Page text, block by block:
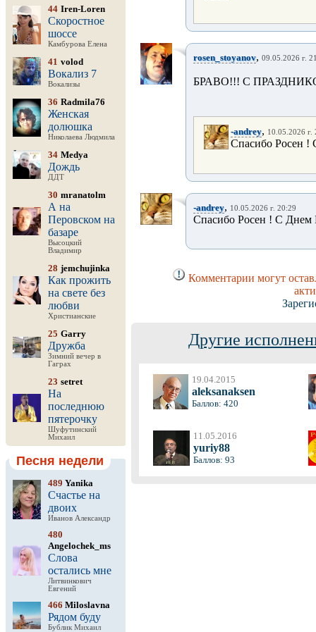
44 Iren-Loren
Скоростное
шоссе
Камбурова Елена
41 volod
Вокализ 7
Вокализы
36 Radmila76
Женская
долюшка
Николаева Людмила
34 Medya
Дождь
ДДТ
30 mranatolm
А на
Перовском на
базаре
Высоцкий
Владимир
28 jemchujinka
Как прожить
на свете без
любви
Христианские
25 Garry
Дружба
Зимний вечер в
Гаграх
23 setret
На
последнюю
пятерочку
Шуфутинский
Михаил
Песня недели
489 Yanika
Счастье на
двоих
Иванов Александр
480
Angelochek_ms
Слова
остались мне
Литвинкович
Евгений
466 Miloslavna
Рядом буду
Бублик Михаил
rosen_stoyanov, 09.05.2026 г.
БРАВО!!! С
-andrey, 10.05.2026 г.
Спасибо Росен
-andrey, 10.05.2026 г. 20:29
Спасибо Росен ! С Днем
Комментарии могут
Другие
19.04.2015
aleksanaksen
Баллов: 420
11.05.2016
yuriy88
Баллов: 93